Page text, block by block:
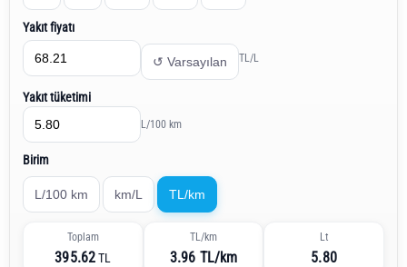
Yakıt fiyatı
↺ Varsayılan TL/L
Yakıt tüketimi
L/100 km
Birim
L/100 km km/L TL/km
Toplam
395.62TL
TL/km
3.96 TL/km
Lt
5.80